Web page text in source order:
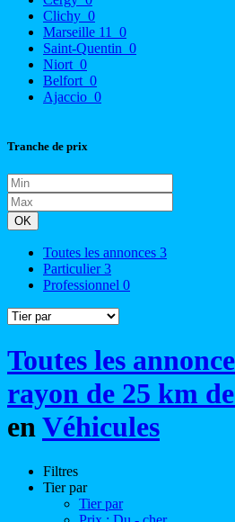
Clichy 0
Marseille 11
0
Saint-Quentin 0
Niort 0
Belfort 0
Ajaccio 0
Tranche de prix
OK
Toutes les annonces 3
Particulier3
Professionnel 0
Toutes les
rayon de 25 km
enVéhicules
Filtres
Tier par
Tier par